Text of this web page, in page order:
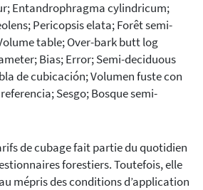
Entandrophragma cylindricum;
Pericopsis elata; Forêt semi-
table; Over-bark butt log
Bias; Error; Semi-deciduous
de cubicación; Volumen fuste con
Sesgo; Bosque semi-
de cubage fait partie du quotidien
forestiers. Toutefois, elle
mépris des conditions d’application